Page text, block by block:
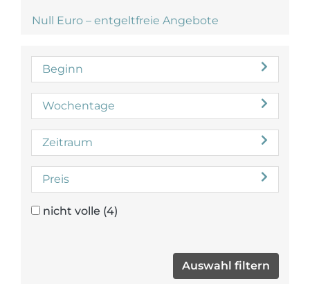
Null Euro – entgeltfreie Angebote
Beginn
Wochentage
Zeitraum
Preis
nicht volle (4)